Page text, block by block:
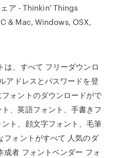
ア - Thinkin' Things
& Mac, Windows, OSX,
は、すべて フリーダウンロ
アドレスとパスワードを登
ォントのダウンロードがで
、英語フォント、手書きフ
ト、顔文字フォント、毛筆
フォントがすべて 人気のダ
成者 フォントベンダー フォ